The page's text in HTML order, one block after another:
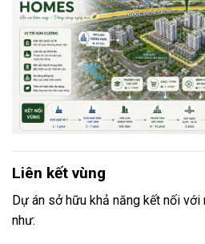
Liên kết vùng
Dự án sở hữu khả năng kết nối
như: